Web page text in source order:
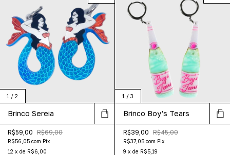
1 / 2
Brinco Sereia
R$59,00 R$69,00
R$56,05 com Pix
12 x de R$6,00
1 / 3
Brinco Boy's Tears
R$39,00 R$45,00
R$37,05 com Pix
9 x de R$5,19